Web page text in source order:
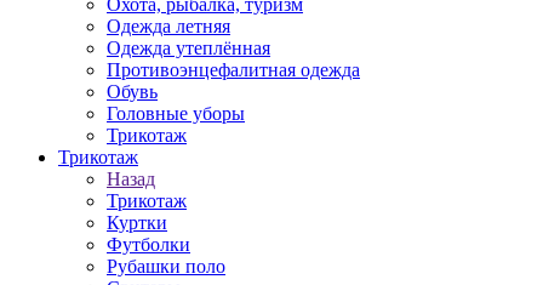
Охота, рыбалка, туризм
Одежда летняя
Одежда утеплённая
Противоэнцефалитная одежда
Обувь
Головные уборы
Трикотаж
Трикотаж
Назад
Трикотаж
Куртки
Футболки
Рубашки поло